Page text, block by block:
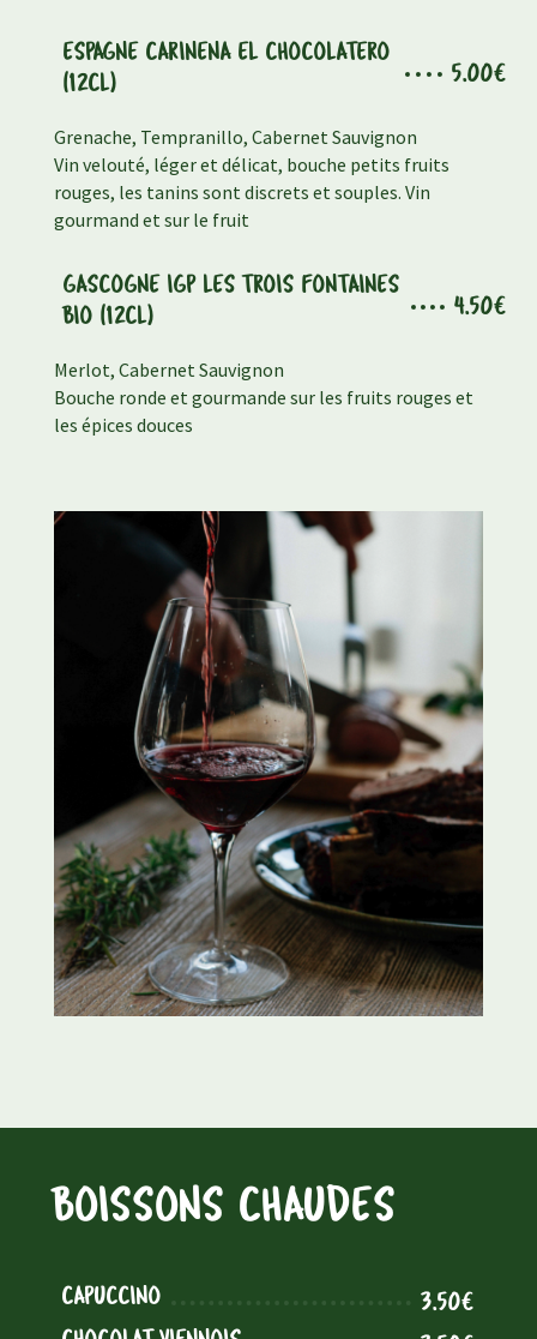
ESPAGNE CARINENA EL CHOCOLATERO
(12CL)
5.00€
Grenache, Tempranillo, Cabernet Sauvignon
Vin velouté, léger et délicat, bouche petits fruits
rouges, les tanins sont discrets et souples. Vin
gourmand et sur le fruit
GASCOGNE IGP LES TROIS FONTAINES
BIO (12CL)
4.50€
Merlot, Cabernet Sauvignon
Bouche ronde et gourmande sur les fruits rouges et
les épices douces
BOISSONS CHAUDES
CAPUCCINO
3.50€